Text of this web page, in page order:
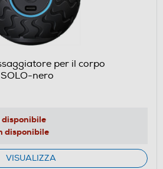
per il corpo
SOLO-nero
disponibile
disponibile
VISUALIZZA